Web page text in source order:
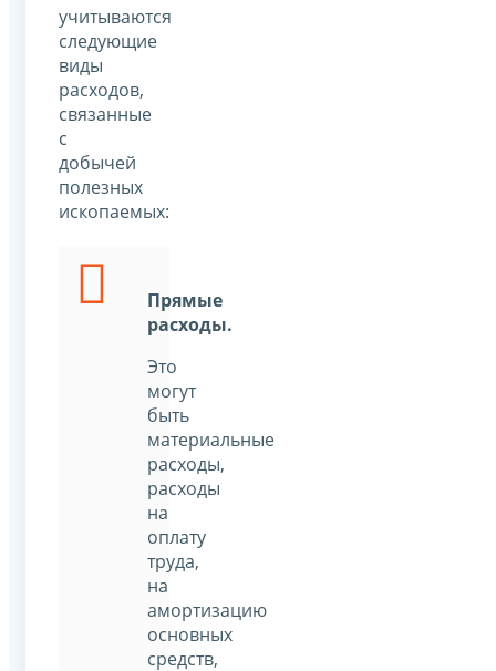
учитываются
следующие
виды
расходов,
связанные
с
добычей
полезных
ископаемых:
Прямые
расходы.
Это
могут
быть
материальные
расходы,
расходы
на
оплату
труда,
на
амортизацию
основных
средств,